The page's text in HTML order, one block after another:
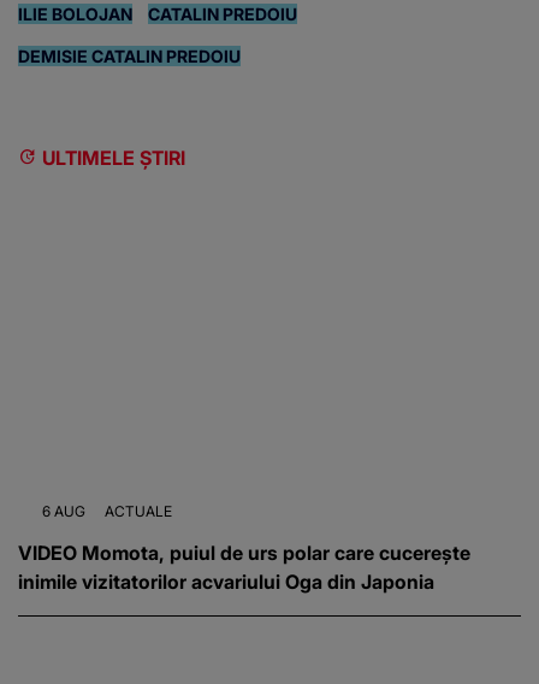
ILIE BOLOJAN
CATALIN PREDOIU
DEMISIE CATALIN PREDOIU
ULTIMELE ȘTIRI
6 AUG ACTUALE
VIDEO Momota, puiul de urs polar care cucerește
inimile vizitatorilor acvariului Oga din Japonia